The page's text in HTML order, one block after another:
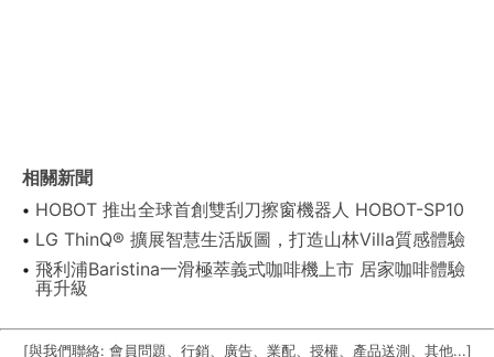
相關新聞
HOBOT 推出全球首創雙刮刀擦窗機器人 HOBOT-SP10
LG ThinQ® 擴展智慧生活版圖，打造山林Villa質感體驗
飛利浦Baristina一滑極萃義式咖啡機上市 居家咖啡體驗
再升級
[與我們聯絡: 會員問題、行銷、廣告、業配、授權、產品送測、其他...]